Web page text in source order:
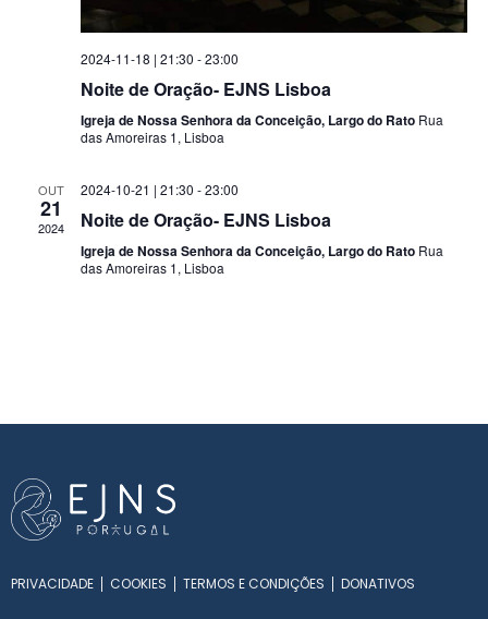
2024-11-18 | 21:30 -23:00
Noite de Oração- EJNS Lisboa
Igreja de Nossa Senhora da Conceição, Largo do Rato Rua
das Amoreiras 1, Lisboa
OUT
21
2024
2024-10-21 | 21:30 -23:00
Noite de Oração- EJNS Lisboa
Igreja de Nossa Senhora da Conceição, Largo do Rato Rua
das Amoreiras 1, Lisboa
PRIVACIDADE COOKIES TERMOS E CONDIÇÕES DONATIVOS